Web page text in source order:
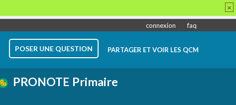
connexion faq
POSER UNE QUESTION PARTAGER ET VOIR LES QCM
PRONOTE Primaire
×